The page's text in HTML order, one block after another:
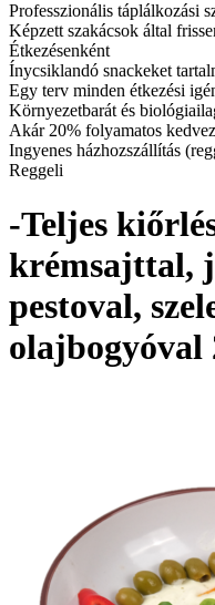
Professzionális táplálkozási
Képzett szakácsok által
Étkezésenként
Ínycsiklandó snackeket
Egy terv minden étkezési
Környezetbarát és
Akár 20% folyamatos
Ingyenes házhozszállítás
Reggeli
-Teljes
krémsajttal,
pestoval,
olajbogyóval